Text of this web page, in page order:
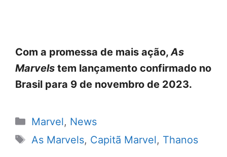
Com a promessa de mais ação, As
Marvels tem lançamento confirmado no
Brasil para 9 de novembro de 2023.
Categorias
Marvel, News
Tags
As Marvels, Capitã Marvel, Thanos